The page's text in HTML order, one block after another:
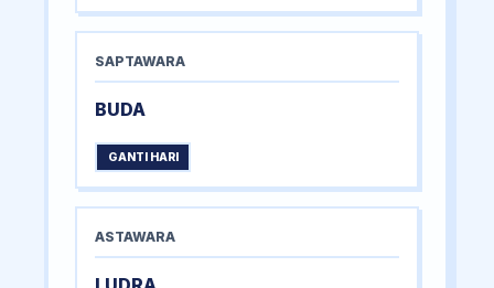
SAPTAWARA
BUDA
GANTI HARI
ASTAWARA